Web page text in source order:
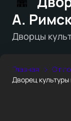
А.
Дворцы
Главная
О
Дворец